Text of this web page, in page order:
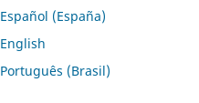
Español (España)
English
Português (Brasil)